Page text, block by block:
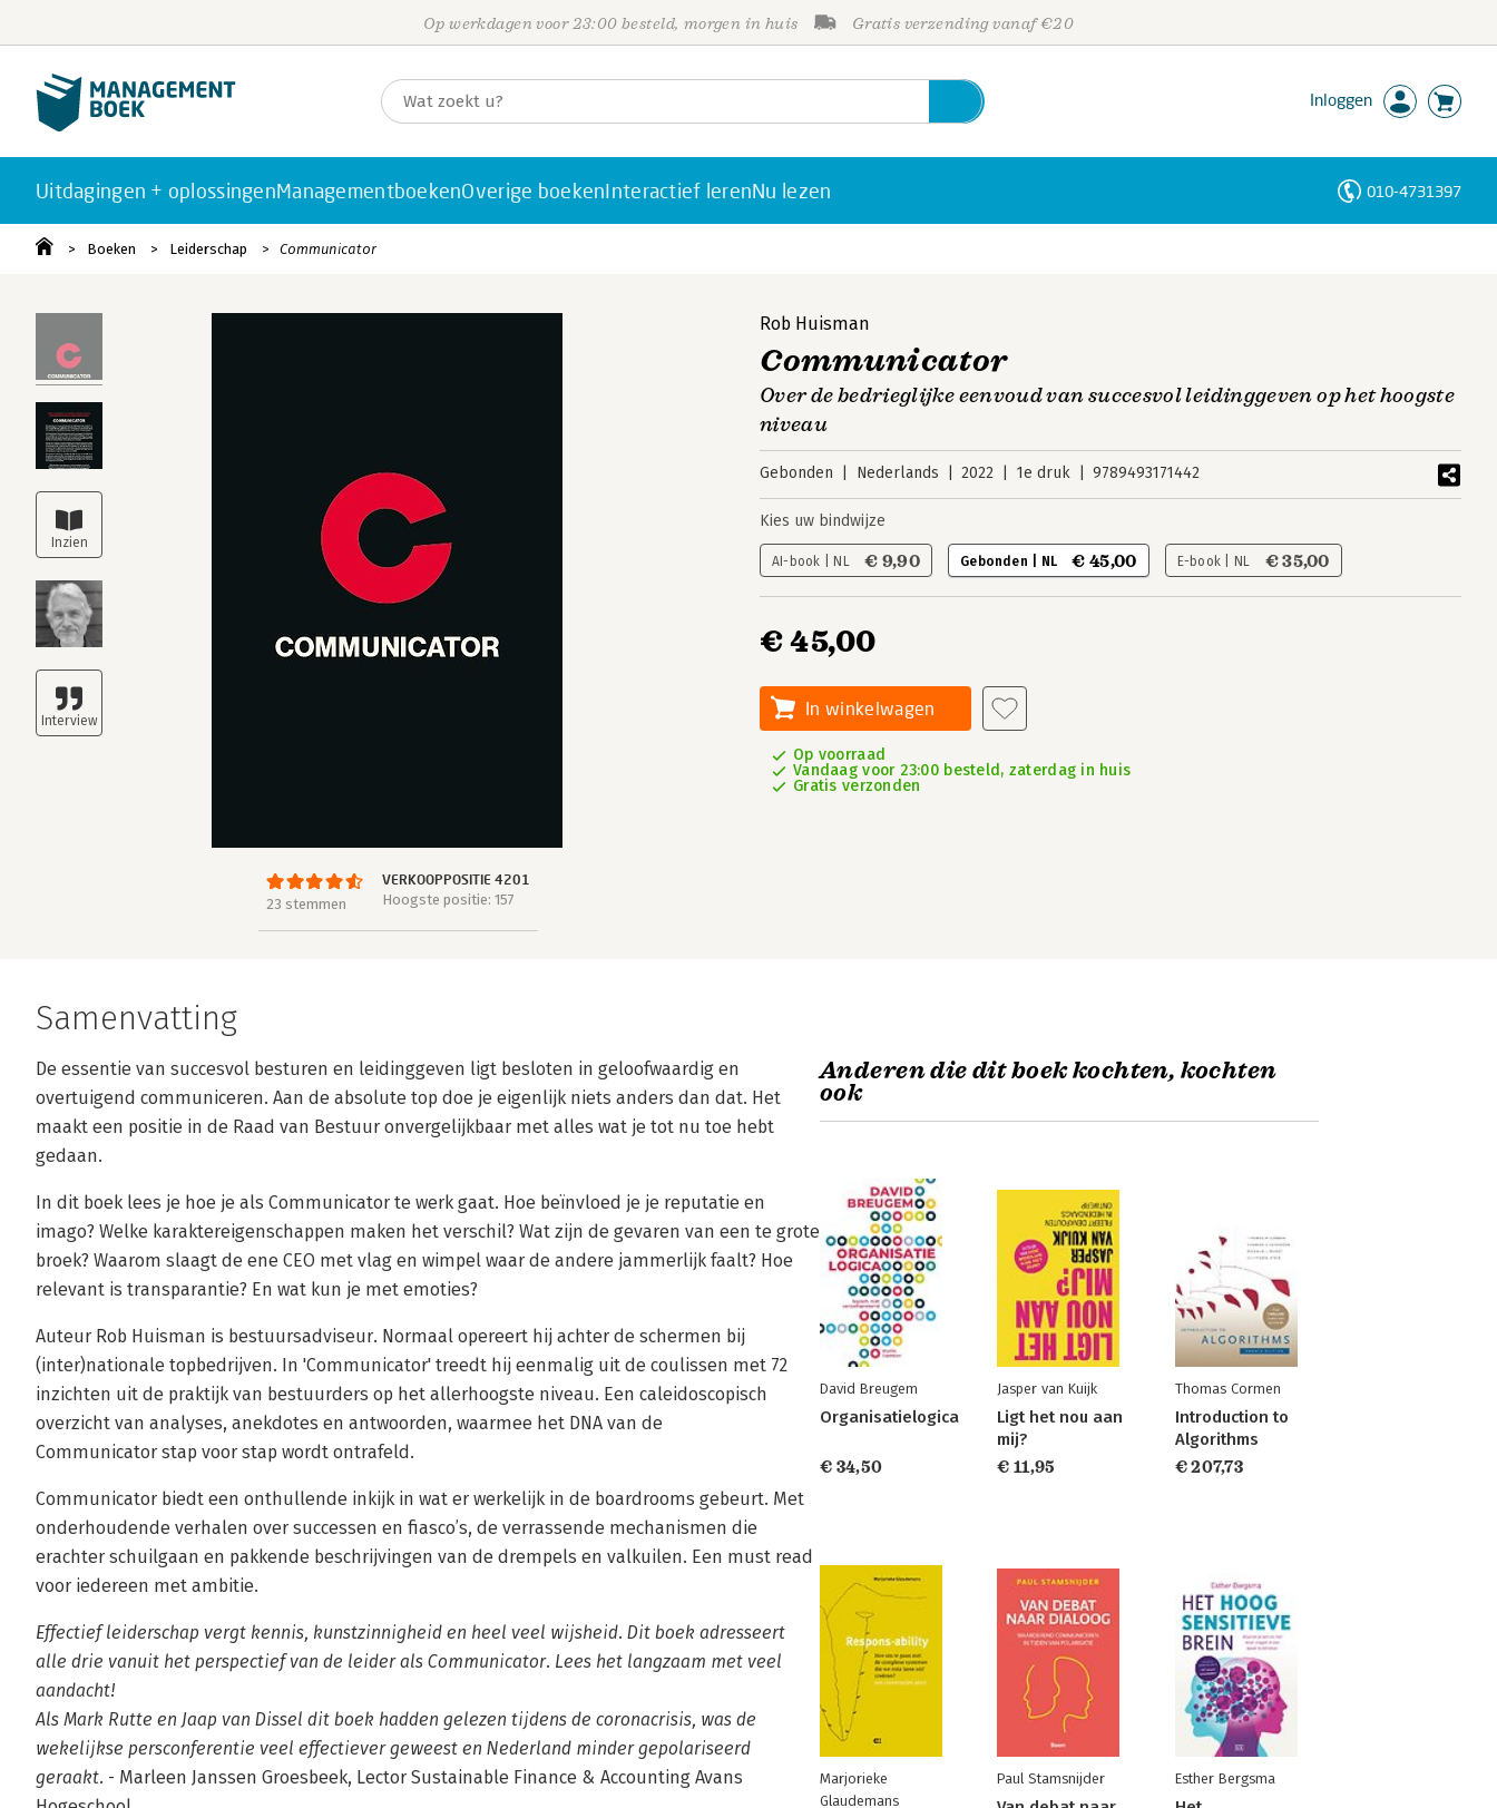
Op werkdagen voor 23:00 besteld, morgen in huis Gratis verzending vanaf €20
Inloggen
Uitdagingen + oplossingenManagementboekenOverige boekenInteractief lerenNu lezen 010-4731397
Boeken Leiderschap Communicator
23 stemmen
VERKOOPPOSITIE 4201
Hoogste positie: 157
Rob Huisman
Communicator
Over de bedrieglijke eenvoud van succesvol leidinggeven op het hoogste
niveau
Gebonden Nederlands 2022 1e druk 9789493171442
Kies uw bindwijze
AI-book | NL € 9,90 Gebonden | NL € 45,00 E-book | NL € 35,00
€ 45,00
In winkelwagen
Op voorraad
Vandaag voor 23:00 besteld, zaterdag in huis
Gratis verzonden
Samenvatting
De essentie van succesvol besturen en leidinggeven ligt besloten in geloofwaardig en
overtuigend communiceren. Aan de absolute top doe je eigenlijk niets anders dan dat. Het
maakt een positie in de Raad van Bestuur onvergelijkbaar met alles wat je tot nu toe hebt
gedaan.
In dit boek lees je hoe je als Communicator te werk gaat. Hoe beïnvloed je je reputatie en
imago? Welke karaktereigenschappen maken het verschil? Wat zijn de gevaren van een te grote
broek? Waarom slaagt de ene CEO met vlag en wimpel waar de andere jammerlijk faalt? Hoe
relevant is transparantie? En wat kun je met emoties?
Auteur Rob Huisman is bestuursadviseur. Normaal opereert hij achter de schermen bij
(inter)nationale topbedrijven. In 'Communicator' treedt hij eenmalig uit de coulissen met 72
inzichten uit de praktijk van bestuurders op het allerhoogste niveau. Een caleidoscopisch
overzicht van analyses, anekdotes en antwoorden, waarmee het DNA van de
Communicator stap voor stap wordt ontrafeld.
Communicator biedt een onthullende inkijk in wat er werkelijk in de boardrooms gebeurt. Met
onderhoudende verhalen over successen en fiasco’s, de verrassende mechanismen die
erachter schuilgaan en pakkende beschrijvingen van de drempels en valkuilen. Een must read
voor iedereen met ambitie.
Effectief leiderschap vergt kennis, kunstzinnigheid en heel veel wijsheid. Dit boek adresseert
alle drie vanuit het perspectief van de leider als Communicator. Lees het langzaam met veel
aandacht!
Als Mark Rutte en Jaap van Dissel dit boek hadden gelezen tijdens de coronacrisis, was de
wekelijkse persconferentie veel effectiever geweest en Nederland minder gepolariseerd
geraakt. - Marleen Janssen Groesbeek, Lector Sustainable Finance & Accounting Avans
Anderen die dit boek kochten, kochten
ook
David Breugem
Organisatielogica
€ 34,50
Jasper van Kuijk
Ligt het nou aan
mij?
€ 11,95
Thomas Cormen
Introduction to
Algorithms
€ 207,73
Marjorieke
Glaudemans
Paul Stamsnijder Esther Bergsma
Personen